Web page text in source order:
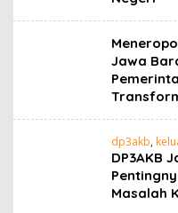
Jawa
dp3akb,
DP3AKB
Masalah